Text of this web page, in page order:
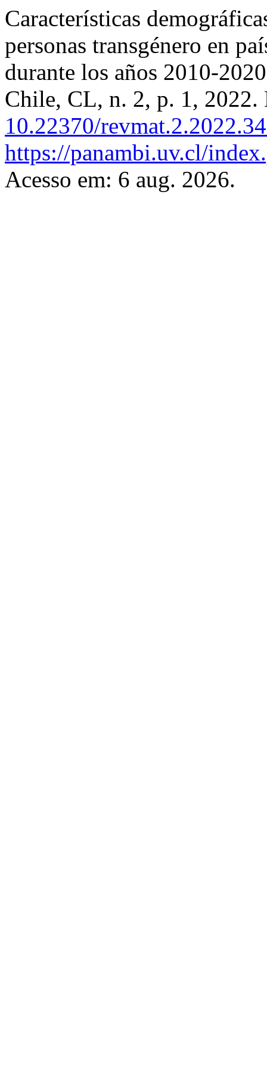
Características
personas transgénero en
durante los años 2010-
Chile, CL, n. 2, p. 1, 2022.
10.22370/
https://panambi.uv.cl/
Acesso em: 6 aug. 2026.